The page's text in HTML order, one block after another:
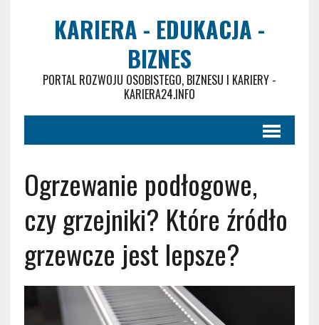
KARIERA - EDUKACJA -
BIZNES
PORTAL ROZWOJU OSOBISTEGO, BIZNESU I KARIERY -
KARIERA24.INFO
Ogrzewanie podłogowe,
czy grzejniki? Które źródło
grzewcze jest lepsze?